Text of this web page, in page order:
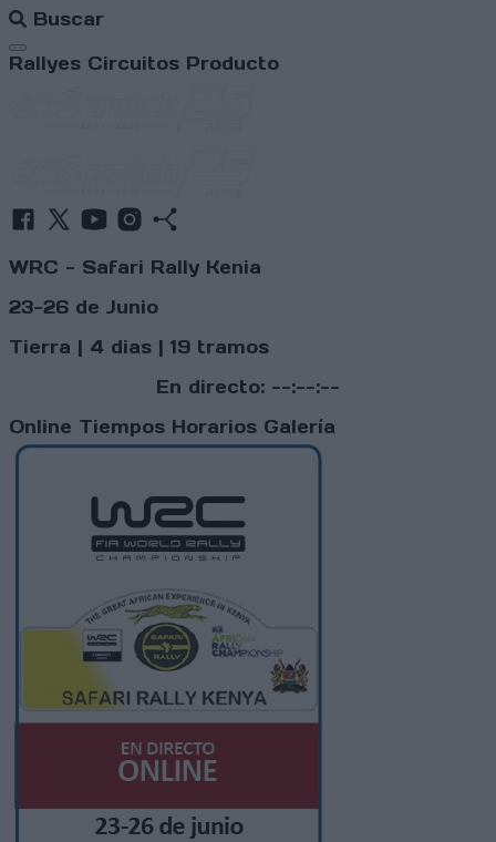
Buscar
Abrir menú
Rallyes Circuitos Producto
WRC - Safari Rally Kenia
23-26 de Junio
Tierra | 4 dias | 19 tramos
En directo: --:--:--
Online Tiempos Horarios Galería